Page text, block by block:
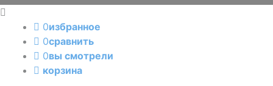
0избранное
0сравнить
0вы смотрели
корзина